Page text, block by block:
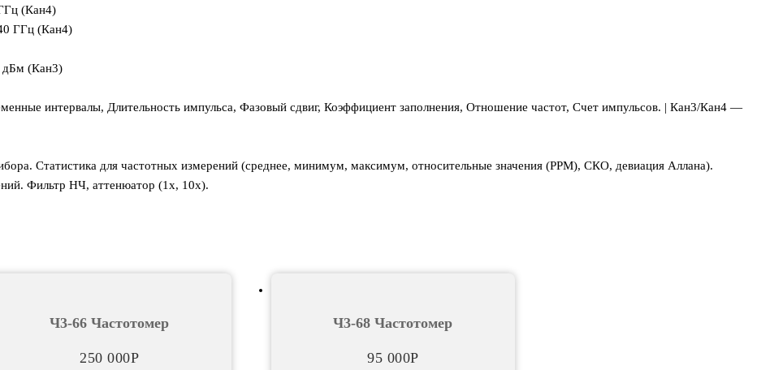
(Кан4)
ГГц (Кан4)
дБм (Кан3)
интервалы, Длительность импульса, Фазовый сдвиг, Коэффициент заполнения, Отношение частот, Счет импульсов. | Кан3/Кан4 —
Статистика для частотных измерений (среднее, минимум, максимум, относительные значения (PPM), СКО, девиация Аллана).
Фильтр НЧ, аттенюатор (1х, 10х).
Ч3-66 Частотомер
250 000Р
Ч3-68 Частотомер
95 000Р